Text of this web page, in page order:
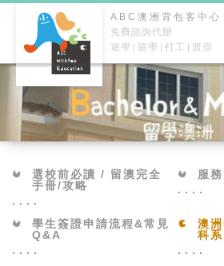
ABC澳洲背包客中心
免費諮詢代辦
遊學
留學 打工 渡假
選校前必讀 / 留澳完全
手冊/攻略
服
學生簽證申請流程&常見
Q&A
澳
科系